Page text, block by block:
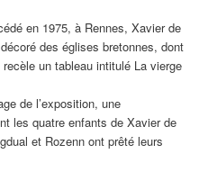
en 1975, à Rennes, Xavier de
des églises bretonnes, dont
un tableau intitulé La vierge
de l’exposition, une
les quatre enfants de Xavier de
et Rozenn ont prêté leurs